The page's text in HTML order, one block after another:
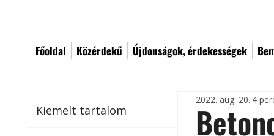
Főoldal Közérdekű Újdonságok, érdekességek
Kiemelt tartalom
2022. aug. 20. 4